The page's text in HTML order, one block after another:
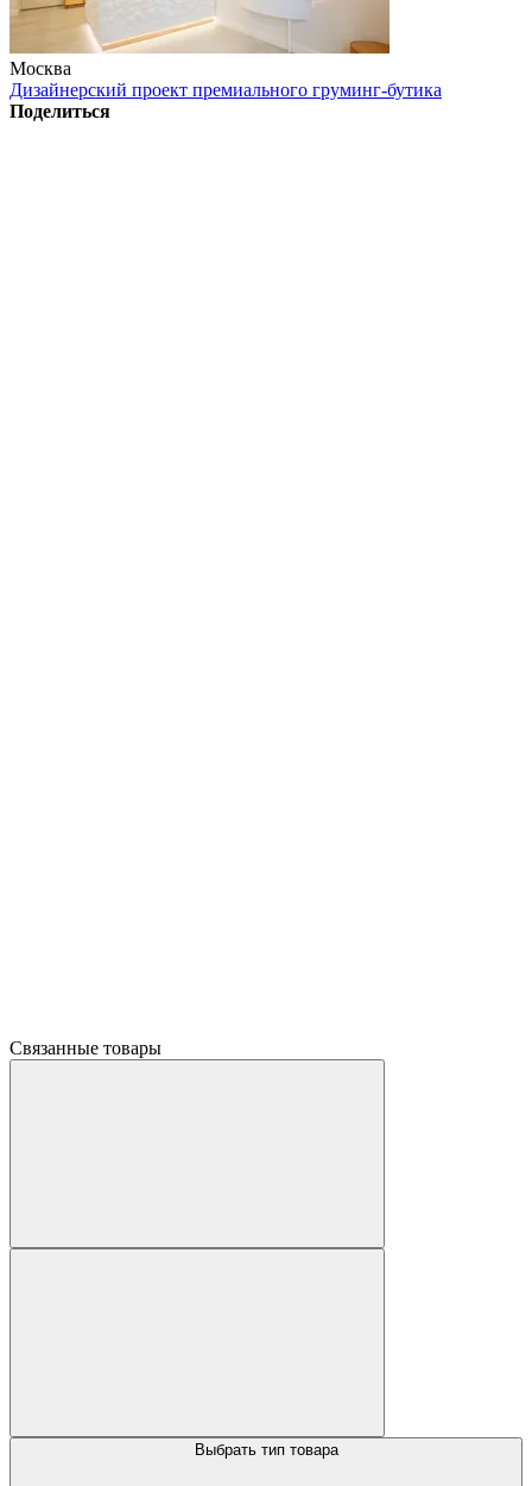
Москва
Дизайнерский проект премиального груминг-бутика
Поделиться
Связанные товары
Выбрать тип товара